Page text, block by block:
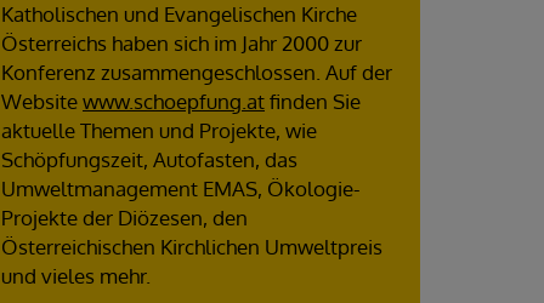
Katholischen und Evangelischen Kirche
Österreichs haben sich im Jahr 2000 zur
Konferenz zusammengeschlossen. Auf der
Websitewww.schoepfung.atfinden Sie
aktuelle Themen und Projekte, wie
Schöpfungszeit, Autofasten, das
Umweltmanagement EMAS, Ökologie-
Projekte der Diözesen, den
Österreichischen Kirchlichen Umweltpreis
und vieles mehr.